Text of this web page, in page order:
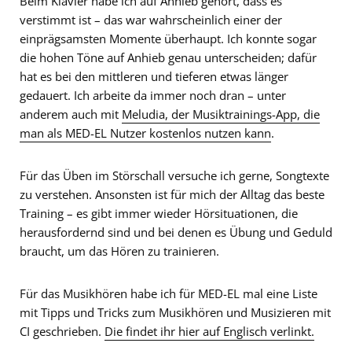
verstimmt ist – das war wahrscheinlich einer der
einprägsamsten Momente überhaupt. Ich konnte sogar
die hohen Töne auf Anhieb genau unterscheiden; dafür
hat es bei den mittleren und tieferen etwas länger
gedauert. Ich arbeite da immer noch dran – unter
anderem auch mit Meludia, der Musiktrainings-App, die
man als MED-EL Nutzer kostenlos nutzen kann.
Für das Üben im Störschall versuche ich gerne, Songtexte
zu verstehen. Ansonsten ist für mich der Alltag das beste
Training – es gibt immer wieder Hörsituationen, die
herausfordernd sind und bei denen es Übung und Geduld
braucht, um das Hören zu trainieren.
Für das Musikhören habe ich für MED-EL mal eine Liste
mit Tipps und Tricks zum Musikhören und Musizieren mit
CI geschrieben. Die findet ihr hier auf Englisch verlinkt.